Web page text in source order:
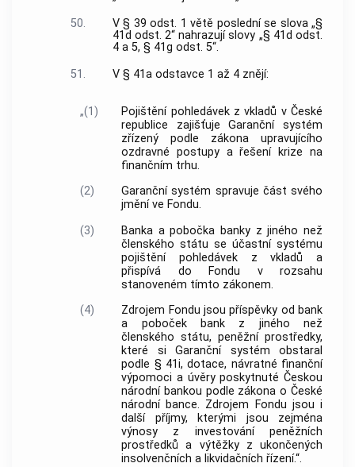
50.
V § 39 odst. 1 větě poslední se slova „§
41d odst. 2“ nahrazují slovy „§ 41d odst.
4 a 5, § 41g odst. 5“.
51.
V § 41a odstavce 1 až 4 znějí:
„(1)
Pojištění pohledávek z vkladů v České
republice zajišťuje Garanční systém
zřízený podle zákona upravujícího
ozdravné postupy a řešení krize na
finančním trhu.
(2)
Garanční systém spravuje část svého
jmění ve Fondu.
(3)
Banka a pobočka banky z jiného než
členského státu se účastní systému
pojištění pohledávek z vkladů a
přispívá do Fondu v rozsahu
stanoveném tímto zákonem.
(4)
Zdrojem Fondu jsou příspěvky od bank
a poboček bank z jiného než
členského státu, peněžní prostředky,
které si Garanční systém obstaral
podle § 41i, dotace, návratné finanční
výpomoci a úvěry poskytnuté Českou
národní bankou podle zákona o České
národní bance. Zdrojem Fondu jsou i
další příjmy, kterými jsou zejména
výnosy z investování peněžních
prostředků a výtěžky z ukončených
insolvenčních a likvidačních řízení.“.